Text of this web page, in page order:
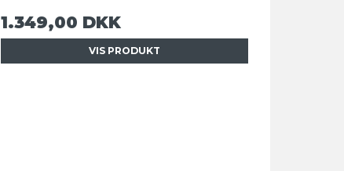
1.349,00 DKK
VIS PRODUKT